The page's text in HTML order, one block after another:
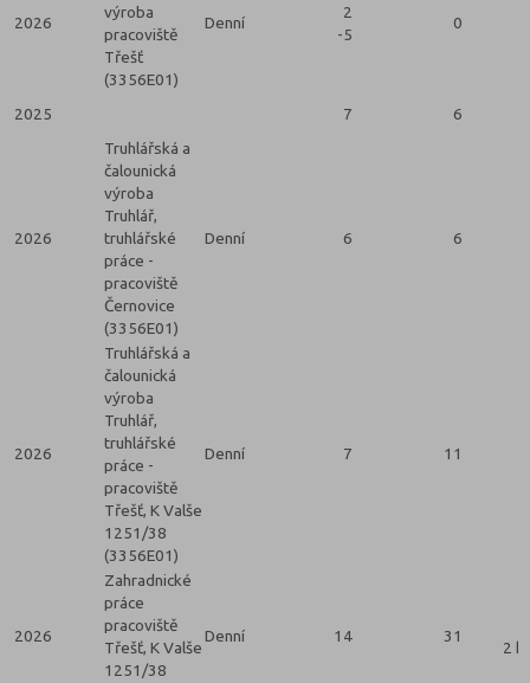
2026
výroba
pracoviště
Třešť
(3356E01)
Denní
2
-5
0
2025 7 6
2026
Truhlářská a
čalounická
výroba
Truhlář,
truhlářské
práce -
pracoviště
Černovice
(3356E01)
Denní 6 6
2026
Truhlářská a
čalounická
výroba
Truhlář,
truhlářské
práce -
pracoviště
Třešť, K Valše
1251/38
(3356E01)
Denní 7 11
2026
Zahradnické
práce
pracoviště
Třešť, K Valše
1251/38
Denní 14 31
2